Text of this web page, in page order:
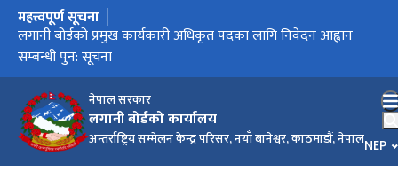
नेपाल सरकार
लगानी बोर्डको कार्यालय
अन्तर्राष्ट्रिय सम्मेलन केन्द्र परिसर, नयाँ बानेश्वर, काठमाडौं, नेपालभाषा
NEP
मुख्य नेभिगेसनमा जानुहोस्
महत्त्वपूर्ण सूचना
कार्यालय स्थानान्तरण सम्बन्धी सूचना
लगानी बोर्डको प्रमुख कार्यकारी अधिकृत पदका लागि निवेदन आह्वान
सम्बन्धी पुन: सूचना
लगानी बोर्डको प्रमुख कार्यकारी अधिकृत पदका लागि निवेदन आह्वान
सम्बन्धी सूचना